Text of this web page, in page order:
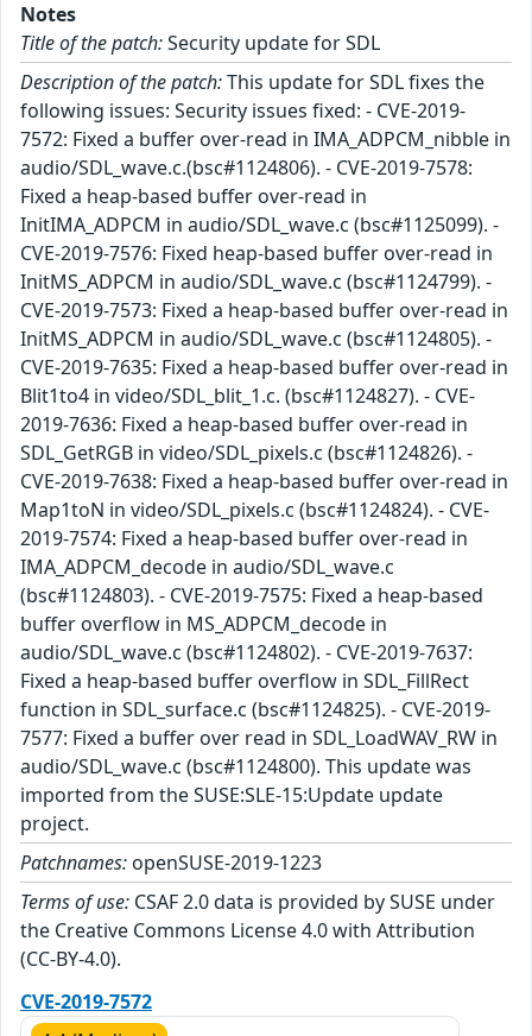
Notes
Title of the patch:Security update for SDL
Description of the patch:This update for SDL fixes the
following issues: Security issues fixed: - CVE-2019-
7572: Fixed a buffer over-read in IMA_ADPCM_nibble in
audio/SDL_wave.c.(bsc#1124806). - CVE-2019-7578:
Fixed a heap-based buffer over-read in
InitIMA_ADPCM in audio/SDL_wave.c (bsc#1125099). -
CVE-2019-7576: Fixed heap-based buffer over-read in
InitMS_ADPCM in audio/SDL_wave.c (bsc#1124799). -
CVE-2019-7573: Fixed a heap-based buffer over-read in
InitMS_ADPCM in audio/SDL_wave.c (bsc#1124805). -
CVE-2019-7635: Fixed a heap-based buffer over-read in
Blit1to4 in video/SDL_blit_1.c. (bsc#1124827). - CVE-
2019-7636: Fixed a heap-based buffer over-read in
SDL_GetRGB in video/SDL_pixels.c (bsc#1124826). -
CVE-2019-7638: Fixed a heap-based buffer over-read in
Map1toN in video/SDL_pixels.c (bsc#1124824). - CVE-
2019-7574: Fixed a heap-based buffer over-read in
IMA_ADPCM_decode in audio/SDL_wave.c
(bsc#1124803). - CVE-2019-7575: Fixed a heap-based
buffer overflow in MS_ADPCM_decode in
audio/SDL_wave.c (bsc#1124802). - CVE-2019-7637:
Fixed a heap-based buffer overflow in SDL_FillRect
function in SDL_surface.c (bsc#1124825). - CVE-2019-
7577: Fixed a buffer over read in SDL_LoadWAV_RW in
audio/SDL_wave.c (bsc#1124800). This update was
imported from the SUSE:SLE-15:Update update
project.
Patchnames: openSUSE-2019-1223
Terms of use: CSAF 2.0 data is provided by SUSE under
the Creative Commons License 4.0 with Attribution
(CC-BY-4.0).
CVE-2019-7572